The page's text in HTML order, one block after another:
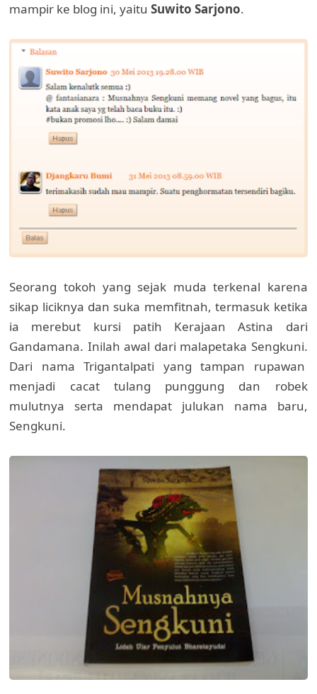
mampir ke blog ini, yaituSuwito Sarjono.
Seorang tokoh yang sejak muda terkenal karena
sikap liciknya dan suka memfitnah, termasuk ketika
ia merebut kursi patih Kerajaan Astina dari
Gandamana. Inilah awal dari malapetaka Sengkuni.
Dari nama Trigantalpati yang tampan rupawan
menjadi cacat tulang punggung dan robek
mulutnya serta mendapat julukan nama baru,
Sengkuni.